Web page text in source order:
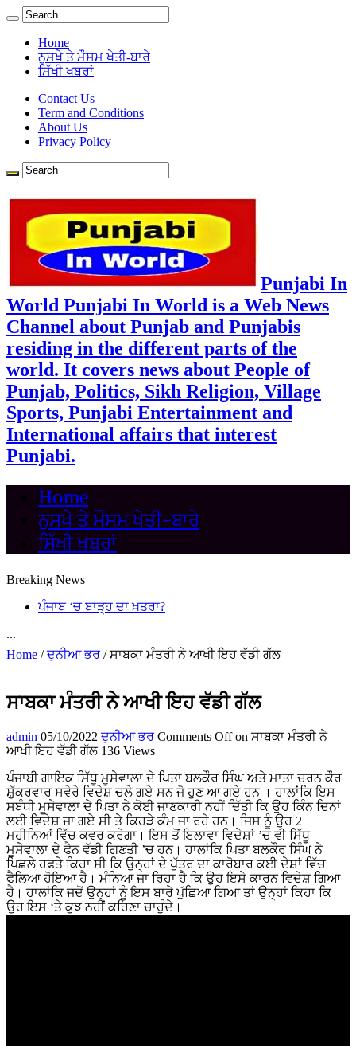
Home
ਨੁਸਖੇ ਤੇ ਮੌਸਮ ਖੇਤੀ-ਬਾਰੇ
ਸਿੱਖੀ ਖਬਰਾਂ
Contact Us
Term and Conditions
About Us
Privacy Policy
Punjabi In
World Punjabi In World is a Web News
Channel about Punjab and Punjabis
residing in the different parts of the
world. It covers news about People of
Punjab, Politics, Sikh Religion, Village
Sports, Punjabi Entertainment and
International affairs that interest
Punjabi.
Home
ਨੁਸਖੇ ਤੇ ਮੌਸਮ ਖੇਤੀ-ਬਾਰੇ
ਸਿੱਖੀ ਖਬਰਾਂ
Breaking News
ਪੰਜਾਬ ‘ਚ ਬਾੜ੍ਹ ਦਾ ਖ਼ਤਰਾ?
...
Home / ਦੁਨੀਆ ਭਰ / ਸਾਬਕਾ ਮੰਤਰੀ ਨੇ ਆਖੀ ਇਹ ਵੱਡੀ ਗੱਲ
ਸਾਬਕਾ ਮੰਤਰੀ ਨੇ ਆਖੀ ਇਹ ਵੱਡੀ ਗੱਲ
admin 05/10/2022 ਦੁਨੀਆ ਭਰ Comments Offon ਸਾਬਕਾ ਮੰਤਰੀ ਨੇ
ਆਖੀ ਇਹ ਵੱਡੀ ਗੱਲ 136 Views
ਪੰਜਾਬੀ ਗਾਇਕ ਸਿੱਧੂ ਮੂਸੇਵਾਲਾ ਦੇ ਪਿਤਾ ਬਲਕੌਰ ਸਿੰਘ ਅਤੇ ਮਾਤਾ ਚਰਨ ਕੌਰ
ਸ਼ੁੱਕਰਵਾਰ ਸਵੇਰੇ ਵਿਦੇਸ਼ ਚਲੇ ਗਏ ਸਨ ਜੋ ਹੁਣ ਆ ਗਏ ਹਨ । ਹਾਲਾਂਕਿ ਇਸ
ਸਬੰਧੀ ਮੂਸੇਵਾਲਾ ਦੇ ਪਿਤਾ ਨੇ ਕੋਈ ਜਾਣਕਾਰੀ ਨਹੀਂ ਦਿੱਤੀ ਕਿ ਉਹ ਕਿੰਨ ਦਿਨਾਂ
ਲਈ ਵਿਦੇਸ਼ ਜਾ ਗਏ ਸੀ ਤੇ ਕਿਹੜੇ ਕੰਮ ਜਾ ਰਹੇ ਹਨ। ਜਿਸ ਨੂੰ ਉਹ 2
ਮਹੀਨਿਆਂ ਵਿੱਚ ਕਵਰ ਕਰੇਗਾ। ਇਸ ਤੋਂ ਇਲਾਵਾ ਵਿਦੇਸ਼ਾਂ ’ਚ ਵੀ ਸਿੱਧੂ
ਮੂਸੇਵਾਲਾ ਦੇ ਫੈਨ ਵੱਡੀ ਗਿਣਤੀ ’ਚ ਹਨ। ਹਾਲਾਂਕਿ ਪਿਤਾ ਬਲਕੌਰ ਸਿੰਘ ਨੇ
ਪਿਛਲੇ ਹਫਤੇ ਕਿਹਾ ਸੀ ਕਿ ਉਨ੍ਹਾਂ ਦੇ ਪੁੱਤਰ ਦਾ ਕਾਰੋਬਾਰ ਕਈ ਦੇਸ਼ਾਂ ਵਿੱਚ
ਫੈਲਿਆ ਹੋਇਆ ਹੈ। ਮੰਨਿਆ ਜਾ ਰਿਹਾ ਹੈ ਕਿ ਉਹ ਇਸੇ ਕਾਰਨ ਵਿਦੇਸ਼ ਗਿਆ
ਹੈ। ਹਾਲਾਂਕਿ ਜਦੋਂ ਉਨ੍ਹਾਂ ਨੂੰ ਇਸ ਬਾਰੇ ਪੁੱਛਿਆ ਗਿਆ ਤਾਂ ਉਨ੍ਹਾਂ ਕਿਹਾ ਕਿ
ਉਹ ਇਸ ‘ਤੇ ਕੁਝ ਨਹੀਂ ਕਹਿਣਾ ਚਾਹੁੰਦੇ।